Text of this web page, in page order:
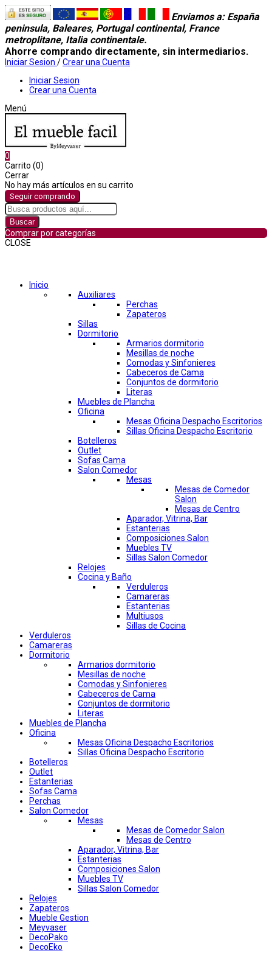
Enviamos a: España
peninsula, Baleares, Portugal continental, France
metroplitane, Italia continentale.
Ahorre comprando directamente, sin intermediarios.
Iniciar Sesion /Crear una Cuenta
Iniciar Sesion
Crear una Cuenta
Menú
0
Carrito (0)
Cerrar
No hay más artículos en su carrito
Seguir comprando
Buscar
Comprar por categorías
CLOSE
Inicio
Auxiliares
Perchas
Zapateros
Sillas
Dormitorio
Armarios dormitorio
Mesillas de noche
Comodas y Sinfonieres
Cabeceros de Cama
Conjuntos de dormitorio
Literas
Muebles de Plancha
Oficina
Mesas Oficina Despacho Escritorios
Sillas Oficina Despacho Escritorio
Botelleros
Outlet
Sofas Cama
Salon Comedor
Mesas
Mesas de Comedor
Salon
Mesas de Centro
Aparador, Vitrina, Bar
Estanterias
Composiciones Salon
Muebles TV
Sillas Salon Comedor
Relojes
Cocina y Baño
Verduleros
Camareras
Estanterias
Multiusos
Sillas de Cocina
Verduleros
Camareras
Dormitorio
Armarios dormitorio
Mesillas de noche
Comodas y Sinfonieres
Cabeceros de Cama
Conjuntos de dormitorio
Literas
Muebles de Plancha
Oficina
Mesas Oficina Despacho Escritorios
Sillas Oficina Despacho Escritorio
Botelleros
Outlet
Estanterias
Sofas Cama
Perchas
Salon Comedor
Mesas
Mesas de Comedor Salon
Mesas de Centro
Aparador, Vitrina, Bar
Estanterias
Composiciones Salon
Muebles TV
Sillas Salon Comedor
Relojes
Zapateros
Mueble Gestion
Meyvaser
DecoPako
DecoEko